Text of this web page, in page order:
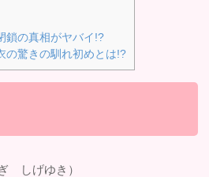
鎖の真相がヤバイ!?
の驚きの馴れ初めとは!?
しげゆき）